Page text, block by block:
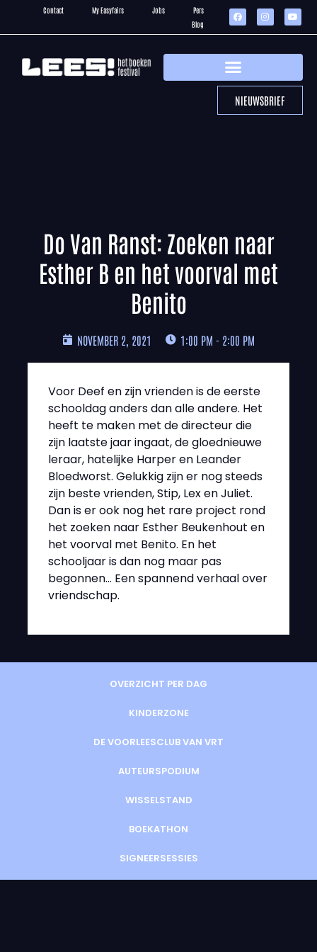
Contact My Easyfairs Jobs
Pers
Blog
NIEUWSBRIEF
OVERZICHT PER DAG
KINDERZONE
DE VOORLEESCLUB VAN VRT
AUTEURSPODIUM
WISSELSTAND
BOEKATHON
SIGNEERSESSIES
Do Van Ranst: Zoeken naar
Esther B en het voorval met
Benito
NOVEMBER 2, 2021 1:00 PM - 2:00 PM
Voor Deef en zijn vrienden is de eerste
schooldag anders dan alle andere. Het
heeft te maken met de directeur die
zijn laatste jaar ingaat, de gloednieuwe
leraar, hatelijke Harper en Leander
Bloedworst. Gelukkig zijn er nog steeds
zijn beste vrienden, Stip, Lex en Juliet.
Dan is er ook nog het rare project rond
het zoeken naar Esther Beukenhout en
het voorval met Benito. En het
schooljaar is dan nog maar pas
begonnen… Een spannend verhaal over
vriendschap.